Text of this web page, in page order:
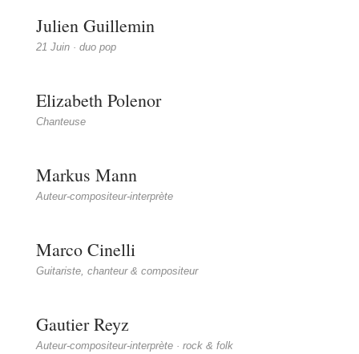
Julien Guillemin
21 Juin · duo pop
Elizabeth Polenor
Chanteuse
Markus Mann
Auteur-compositeur-interprète
Marco Cinelli
Guitariste, chanteur & compositeur
Gautier Reyz
Auteur-compositeur-interprète · rock & folk